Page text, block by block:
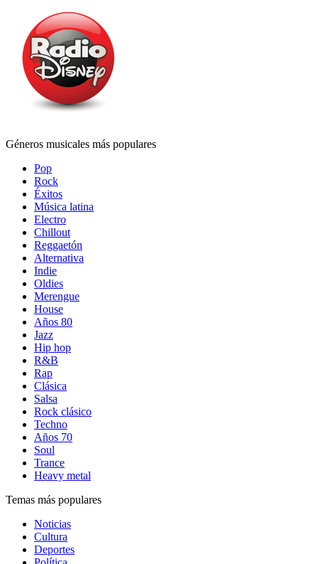
Géneros musicales más populares
Pop
Rock
Éxitos
Música latina
Electro
Chillout
Reggaetón
Alternativa
Indie
Oldies
Merengue
House
Años 80
Jazz
Hip hop
R&B
Rap
Clásica
Salsa
Rock clásico
Techno
Años 70
Soul
Trance
Heavy metal
Temas más populares
Noticias
Cultura
Deportes